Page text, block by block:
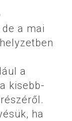
a mai
a
kisebb-
ha